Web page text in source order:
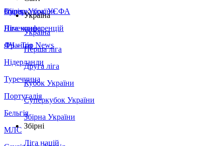
Збірна України
Італія
Німеччина
Франція
Нідерланди
Туреччина
Португалія
Бельгія
МЛС
Суперкубок УЄФА
Ліга конференцій
ЛЧ - Top News
Україна
Україна
Перша ліга
Друга ліга
Кубок України
Суперкубок України
Збірна України
Збірні
Ліга націй